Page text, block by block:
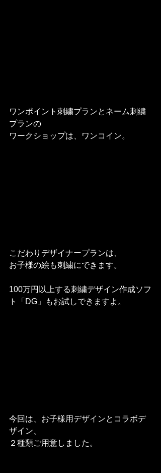
ワンポイント刺繍プランとネーム刺繍
プランの
ワークショップは、ワンコイン。
こだわりデザイナープランは、
お子様の絵も刺繍にできます。
100万円以上する刺繍デザイン作成ソフ
ト「DG」もお試しできますよ。
今回は、お子様用デザインとコラボデ
ザイン、
２種類ご用意しました。